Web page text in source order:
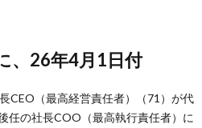
、26年4月1日付
CEO（最高経営責任者）（71）が代
任の社長COO（最高執行責任者）に